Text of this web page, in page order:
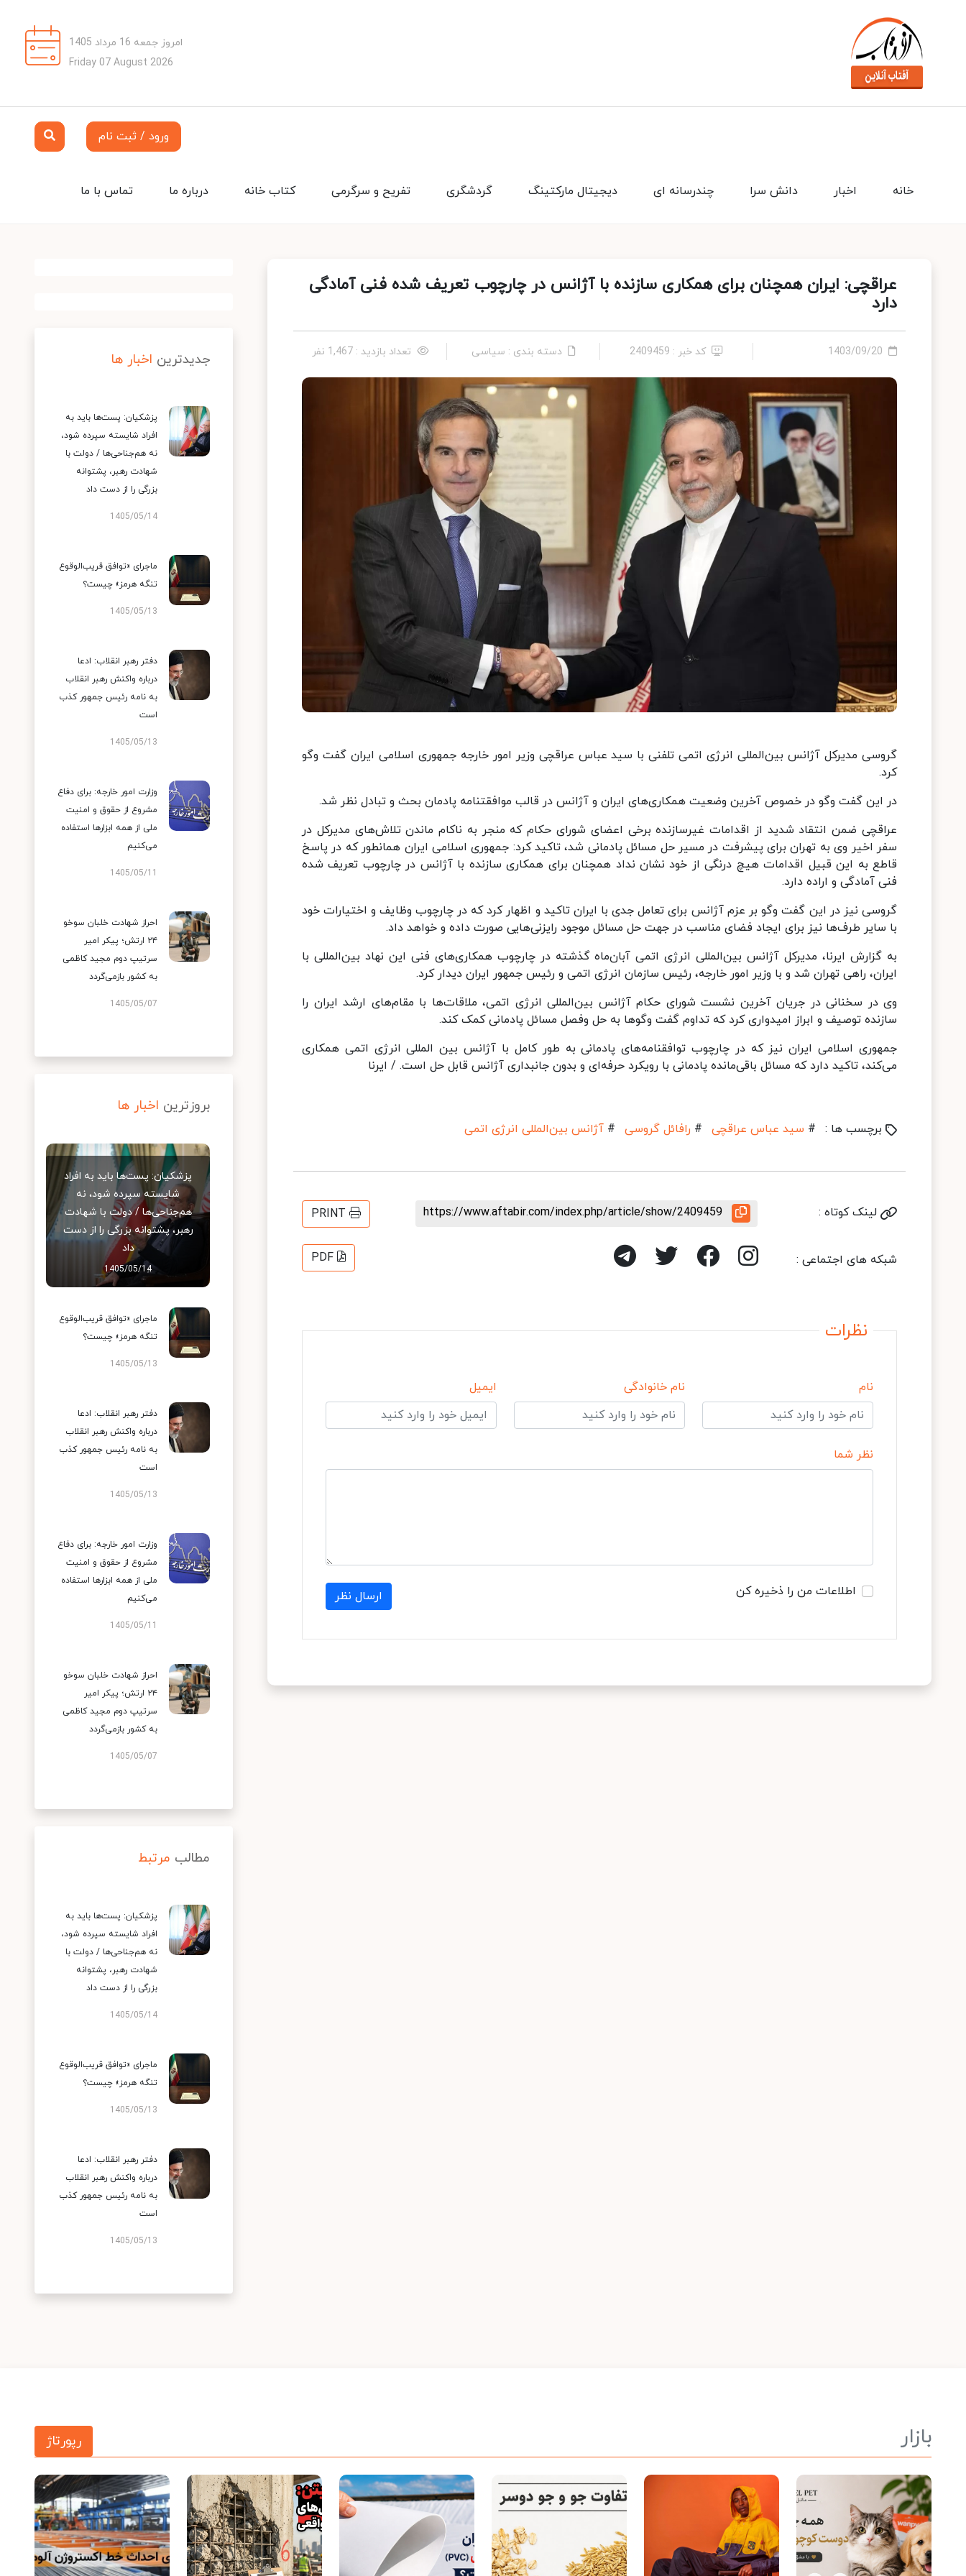
امروز جمعه 16 مرداد 1405
Friday 07 August 2026
ورود / ثبت نام
تماس با ما درباره ما کتاب خانه تفریح و سرگرمی گردشگری دیجیتال مارکتینگ چندرسانه ای دانش سرا اخبار خانه
عراقچی: ایران همچنان برای همکاری سازنده با آژانس در چارچوب تعریف شده فنی آمادگی
دارد
1403/09/20 کد خبر : 2409459 دسته بندی : سیاسی تعداد بازدید : 1,467 نفر
گروسی مدیرکل آژانس بین‌المللی انرژی اتمی تلفنی با سید عباس عراقچی وزیر امور خارجه جمهوری اسلامی ایران گفت وگو
کرد.
در این گفت وگو در خصوص آخرین وضعیت همکاری‌های ایران و آژانس در قالب موافقتنامه پادمان بحث و تبادل نظر شد.
عراقچی ضمن انتقاد شدید از اقدامات غیرسازنده برخی اعضای شورای حکام که منجر به ناکام ماندن تلاش‌های مدیرکل در
سفر اخیر وی به تهران برای پیشرفت در مسیر حل مسائل پادمانی شد، تاکید کرد: جمهوری اسلامی ایران همانطور که در پاسخ
قاطع به این قبیل اقدامات هیچ درنگی از خود نشان نداد همچنان برای همکاری سازنده با آژانس در چارچوب تعریف شده
فنی آمادگی و اراده دارد.
گروسی نیز در این گفت وگو بر عزم آژانس برای تعامل جدی با ایران تاکید و اظهار کرد که در چارچوب وظایف و اختیارات خود
با سایر طرف‌ها نیز برای ایجاد فضای مناسب در جهت حل مسائل موجود رایزنی‌هایی صورت داده و خواهد داد.
به گزارش ایرنا، مدیرکل آژانس بین‌المللی انرژی اتمی آبان‌ماه گذشته در چارچوب همکاری‌های فنی این نهاد بین‌المللی با
ایران، راهی تهران شد و با وزیر امور خارجه، رئیس سازمان انرژی اتمی و رئیس جمهور ایران دیدار کرد.
وی در سخنانی در جریان آخرین نشست شورای حکام آژانس بین‌المللی انرژی اتمی، ملاقات‌ها با مقام‌های ارشد ایران را
سازنده توصیف و ابراز امیدواری کرد که تداوم گفت‌ وگوها به حل‌ وفصل مسائل پادمانی کمک کند.
جمهوری اسلامی ایران نیز که در چارچوب توافقنامه‌های پادمانی به طور کامل با آژانس بین المللی انرژی اتمی همکاری
می‌کند، تاکید دارد که مسائل باقی‌مانده پادمانی با رویکرد حرفه‌ای و بدون جانبداری آژانس قابل حل است. / ایرنا
برچسب ها : # سید عباس عراقچی # رافائل گروسی # آژانس بین‌المللی انرژی اتمی
لینک کوتاه : https://www.aftabir.com/index.php/article/show/2409459
PRINT
شبکه های اجتماعی : PDF
نظرات
نام نام خانوادگی ایمیل
نظر شما
اطلاعات من را ذخیره کن ارسال نظر
جدیدترین اخبار ها
پزشکیان: پست‌ها باید به
افراد شایسته سپرده شود،
نه هم‌جناحی‌ها / دولت با
شهادت رهبر، پشتوانه
بزرگی را از دست داد
1405/05/14
ماجرای «توافق قریب‌الوقوع
تنگه هرمز» چیست؟
1405/05/13
دفتر رهبر انقلاب: ادعا
درباره واکنش رهبر انقلاب
به نامه رئیس جمهور کذب
است
1405/05/13
وزارت امور خارجه: برای دفاع
مشروع از حقوق و امنیت
ملی از همه ابزارها استفاده
می‌کنیم
1405/05/11
احراز شهادت خلبان سوخو
۲۴ ارتش؛ پیکر امیر
سرتیپ دوم مجید کاظمی
به کشور بازمی‌گردد
1405/05/07
بروزترین اخبار ها
پزشکیان: پست‌ها باید به افراد
شایسته سپرده شود، نه
هم‌جناحی‌ها / دولت با شهادت
رهبر، پشتوانه بزرگی را از دست
داد
1405/05/14
ماجرای «توافق قریب‌الوقوع
تنگه هرمز» چیست؟
1405/05/13
دفتر رهبر انقلاب: ادعا
درباره واکنش رهبر انقلاب
به نامه رئیس جمهور کذب
است
1405/05/13
وزارت امور خارجه: برای دفاع
مشروع از حقوق و امنیت
ملی از همه ابزارها استفاده
می‌کنیم
1405/05/11
احراز شهادت خلبان سوخو
۲۴ ارتش؛ پیکر امیر
سرتیپ دوم مجید کاظمی
به کشور بازمی‌گردد
1405/05/07
مطالب مرتبط
پزشکیان: پست‌ها باید به
افراد شایسته سپرده شود،
نه هم‌جناحی‌ها / دولت با
شهادت رهبر، پشتوانه
بزرگی را از دست داد
1405/05/14
ماجرای «توافق قریب‌الوقوع
تنگه هرمز» چیست؟
1405/05/13
دفتر رهبر انقلاب: ادعا
درباره واکنش رهبر انقلاب
به نامه رئیس جمهور کذب
است
1405/05/13
بازار رپورتاژ